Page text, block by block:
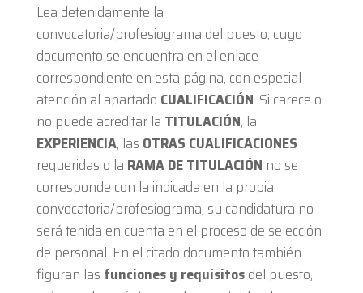
Lea detenidamente la
convocatoria/profesiograma del puesto, cuyo
documento se encuentra en el enlace
correspondiente en esta página, con especial
atención al apartado CUALIFICACIÓN. Si carece o
no puede acreditar la TITULACIÓN, la
EXPERIENCIA, las OTRAS CUALIFICACIONES
requeridas o la RAMA DE TITULACIÓN no se
corresponde con la indicada en la propia
convocatoria/profesiograma, su candidatura no
será tenida en cuenta en el proceso de selección
de personal. En el citado documento también
figuran las funciones y requisitosdel puesto,